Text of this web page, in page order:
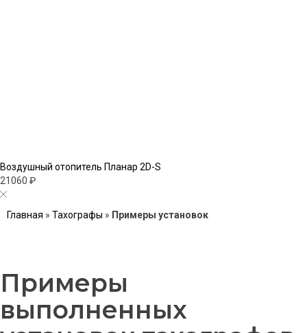
Воздушный отопитель Планар 2D-S
21060 ₽
Главная » Тахографы » Примеры установок
Примеры
выполненных